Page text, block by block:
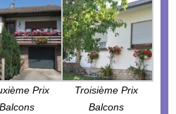
Prix
Balcons
Troisième Prix
Balcons